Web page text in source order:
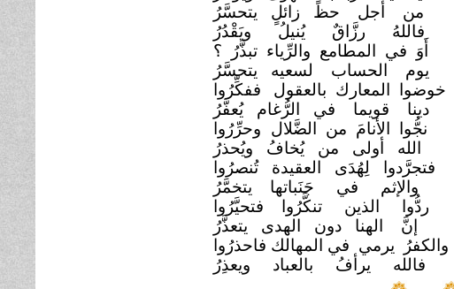
من أجل حظٍّ زائلٍ يتحسَّرُ
فاللهُ رزَّاقٌ يُنيلُ ويَقْدُرُ
أَوَ في المطامع والرِّياء تبذَّرُ ؟
يوم الحساب لسعيه يتحسَّرُ
خوضوا المعارك بالعقول
ففكِّرُوا
دينا قويما في الرُّغام يُعفَّرُ
نجُّوا الأنامَ من الضَّلال
وحرِّرُوا
الله أولى من يُخافُ ويُحذرُ
فتجرَّدوا لِهُدَى العقيدة تُنصرُوا
والإثم في جَنَباتها يتخمَّرُ
ردُّوا الذين تنكَّرُوا فتحيَّرُوا
إنَّ الهنا دون الهدى يتعذَّرُ
والكفرُ يرمي في المهالك فاحذرُوا
فالله يرأفُ بالعباد ويعذِرُ